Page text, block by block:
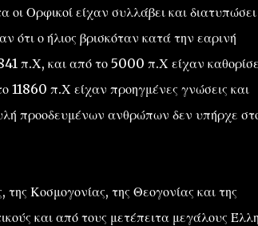
Ορφικοί είχαν συλλάβει και
ότι ο ήλιος βρισκόταν κατά την εαρινή
π.Χ, και από το 5000 π.Χ είχαν
11860 π.Χ είχαν προηγμένες γνώσεις και
προοδευμένων ανθρώπων δεν υπήρχε
Κοσμογονίας, της Θεογονίας και της
και από τους μετέπειτα μεγάλους